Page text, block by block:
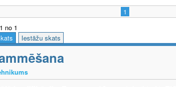
1
no 1
Iestāžu skats